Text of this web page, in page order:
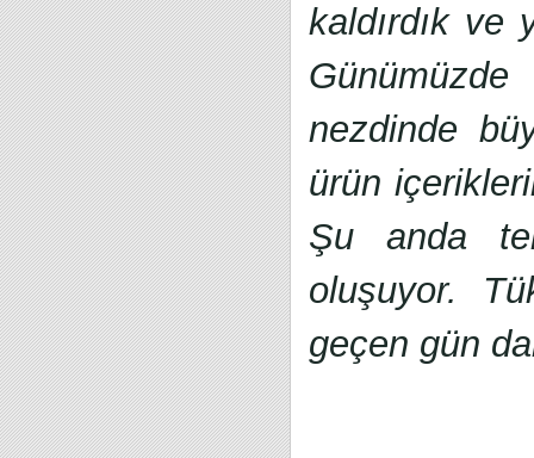
kaldırdık ve
nezdinde
ürün
Şu anda
oluşuyor.
geçen gün